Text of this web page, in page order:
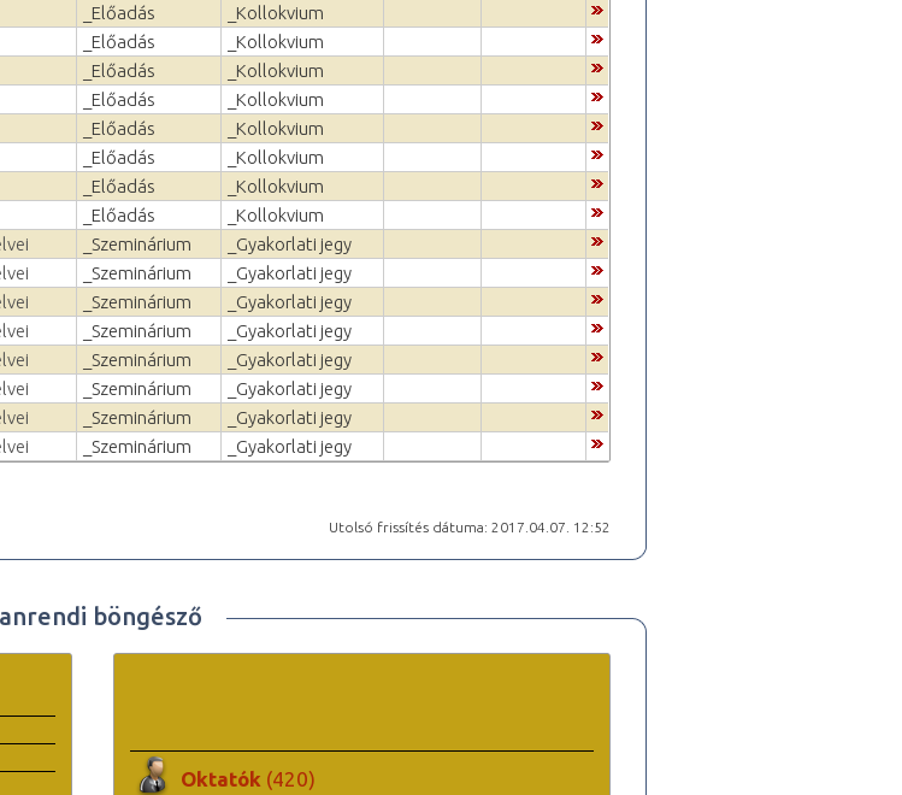
_Előadás
_Kollokvium
_Előadás
_Kollokvium
_Előadás
_Kollokvium
_Előadás
_Kollokvium
_Előadás
_Kollokvium
_Előadás
_Kollokvium
_Előadás
_Kollokvium
_Előadás
_Kollokvium
_Szeminárium
_Gyakorlati jegy
_Szeminárium
_Gyakorlati jegy
_Szeminárium
_Gyakorlati jegy
_Szeminárium
_Gyakorlati jegy
_Szeminárium
_Gyakorlati jegy
_Szeminárium
_Gyakorlati jegy
_Szeminárium
_Gyakorlati jegy
_Szeminárium _Gyakorlati jegy
Utolsó frissítés dátuma: 2017.04.07. 12:52
böngésző
Oktatók (420)